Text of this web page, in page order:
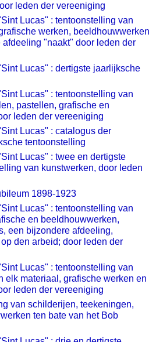
leden der vereeniging
Lucas" : tentoonstelling van
werken, beeldhouwwerken
"naakt" door leden der
Lucas" : dertigste jaarlijksche
Lucas" : tentoonstelling van
pastellen, grafische en
leden der vereeniging
Lucas" : catalogus der
tentoonstelling
Lucas" : twee en dertigste
van kunstwerken, door leden
1898-1923
Lucas" : tentoonstelling van
en beeldhouwwerken,
een bijzondere afdeeling,
den arbeid; door leden der
Lucas" : tentoonstelling van
elk materiaal, grafische werken en
leden der vereeniging
van schilderijen, teekeningen,
ten bate van het Bob